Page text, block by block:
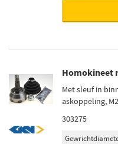
Homokineet
Met sleuf in
askoppeling,
303275